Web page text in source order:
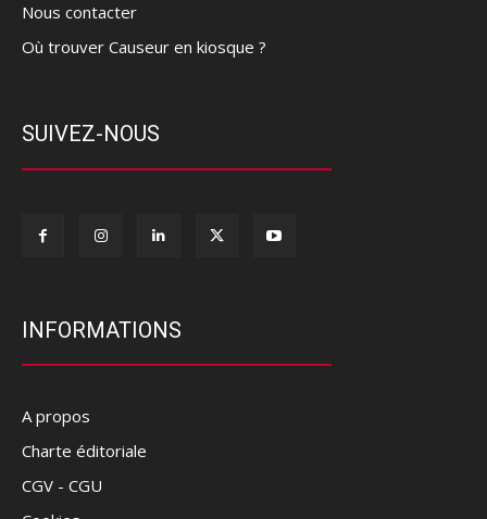
Nous contacter
Où trouver Causeur en kiosque ?
SUIVEZ-NOUS
INFORMATIONS
A propos
Charte éditoriale
CGV - CGU